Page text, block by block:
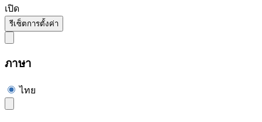
เปิด
รีเซ็ตการตั้งค่า
ภาษา
ไทย